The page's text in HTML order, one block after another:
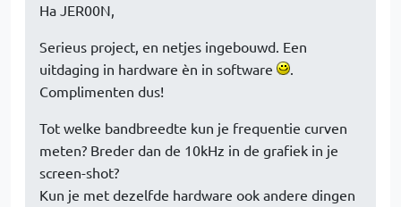
Ha JER00N,
Serieus project, en netjes ingebouwd. Een
uitdaging in hardware èn in software
.
Complimenten dus!
Tot welke bandbreedte kun je frequentie curven
meten? Breder dan de 10kHz in de grafiek in je
screen-shot?
Kun je met dezelfde hardware ook andere dingen